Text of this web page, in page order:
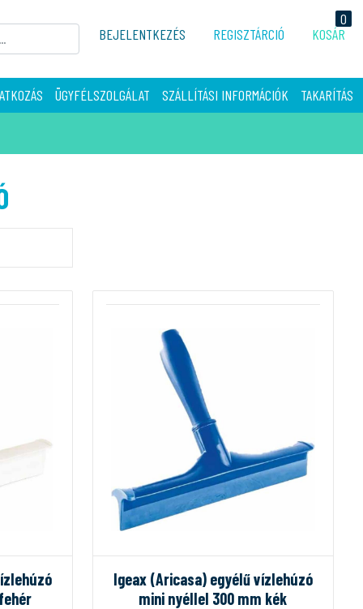
BEJELENTKEZÉS REGISZTÁRCIÓ KOSÁR
0
ÜGYFÉLSZOLGÁLAT SZÁLLÍTÁSI INFORMÁCIÓK TAKARÍTÁS
Igeax (Aricasa) egyélű vízlehúzó
mini nyéllel 300 mm kék